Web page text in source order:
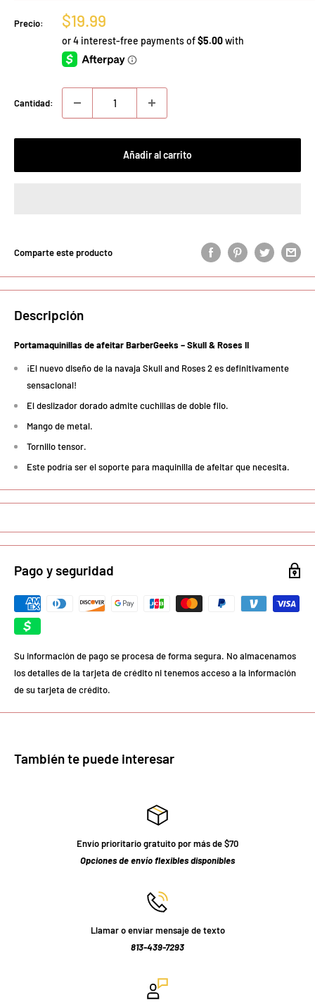
Precio:
Precio
de
venta
$19.99
Cantidad:
Añadir al carrito
Comparte este producto
Descripción
Portamaquinillas de afeitar BarberGeeks – Skull & Roses II
¡El nuevo diseño de la navaja Skull and Roses 2 es definitivamente
sensacional!
El deslizador dorado admite cuchillas de doble filo.
Mango de metal.
Tornillo tensor.
Este podría ser el soporte para maquinilla de afeitar que necesita.
Pago y seguridad
Su información de pago se procesa de forma segura. No almacenamos
los detalles de la tarjeta de crédito ni tenemos acceso a la información
de su tarjeta de crédito.
También te puede interesar
Envío prioritario gratuito por más de $70
Opciones de envío flexibles disponibles
Llamar o enviar mensaje de texto
813-439-7293